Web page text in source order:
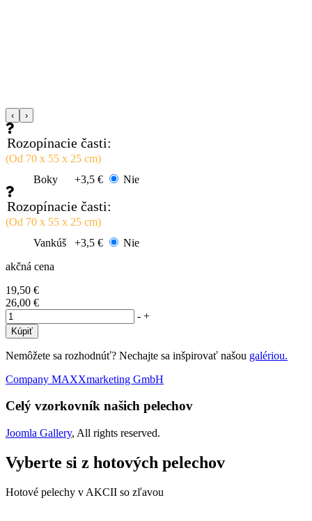
‹ ›
Rozopínacie časti:
(Od 70 x 55 x 25 cm)
Boky
+3,5 € Nie
Rozopínacie časti:
(Od 70 x 55 x 25 cm)
Vankúš
+3,5 €
Nie
akčná cena
19,50 €
26,00 €
- +
Nemôžete sa rozhodnúť? Nechajte sa inšpirovať našou galériou.
Company MAXXmarketing GmbH
Celý vzorkovník našich pelechov
Joomla Gallery, All rights reserved.
Vyberte si z hotových pelechov
Hotové pelechy v AKCII so zľavou